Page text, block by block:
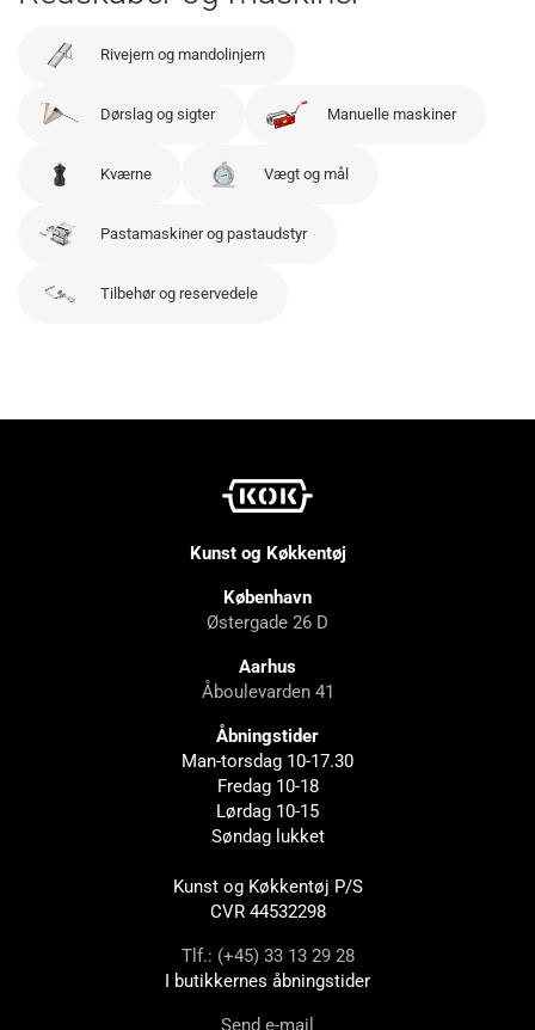
Rivejern og mandolinjern
Dørslag og sigter Manuelle maskiner
Kværne Vægt og mål
Pastamaskiner og pastaudstyr
Tilbehør og reservedele
Kunst og Køkkentøj
København
Østergade 26 D
Aarhus
Åboulevarden 41
Åbningstider
Man-torsdag 10-17.30
Fredag 10-18
Lørdag 10-15
Søndag lukket
Kunst og Køkkentøj P/S
CVR 44532298
Tlf.: (+45) 33 13 29 28
I butikkernes åbningstider
Send e-mail